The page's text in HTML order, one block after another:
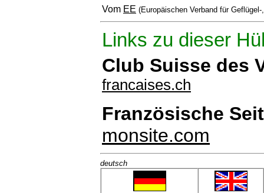
Vom EE (Europäischen Verband für
Links zu dieser
Club Suisse des
francaises.ch
Französische
monsite.com
deutsch